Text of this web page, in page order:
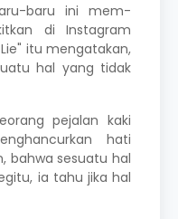
baru ini mem-
di Instagram
itu mengatakan,
hal yang tidak
pejalan kaki
hati
bahwa sesuatu hal
ia tahu jika hal